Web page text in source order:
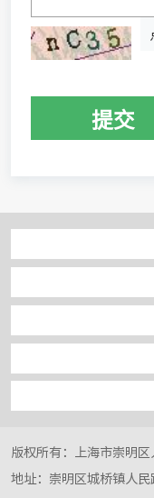
提交
版权所有：上海市崇明
地址：崇明区城桥镇人